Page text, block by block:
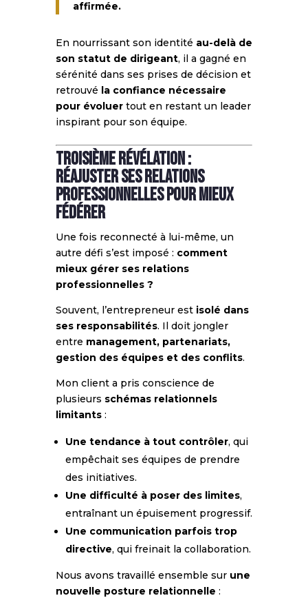
affirmée.
En nourrissant son identité au-delà de
son statut de dirigeant, il a gagné en
sérénité dans ses prises de décision et
retrouvé la confiance nécessaire
pour évoluertout en restant un leader
inspirant pour son équipe.
Troisième révélation :
Réajuster ses relations
professionnelles pour mieux
fédérer
Une fois reconnecté à lui-même, un
autre défi s’est imposé : comment
mieux gérer ses relations
professionnelles ?
Souvent, l’entrepreneur est isolé dans
ses responsabilités. Il doit jongler
entre management, partenariats,
gestion des équipes et des conflits.
Mon client a pris conscience de
plusieurs schémas relationnels
limitants:
Une tendance à tout contrôler, qui
empêchait ses équipes de prendre
des initiatives.
Une difficulté à poser des limites,
entraînant un épuisement progressif.
Une communication parfois trop
directive, qui freinait la collaboration.
Nous avons travaillé ensemble sur une
nouvelle posture relationnelle :